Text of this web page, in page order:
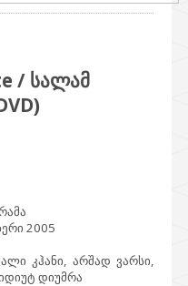
/ სალამ
2005
კჰანი, არშად ვარსი,
დიუმრა